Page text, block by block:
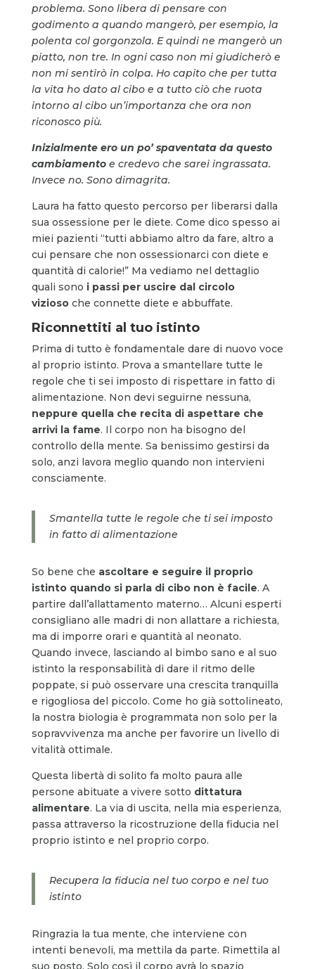
problema. Sono libera di pensare con
godimento a quando mangerò, per esempio, la
polenta col gorgonzola. E quindi ne mangerò un
piatto, non tre. In ogni caso non mi giudicherò e
non mi sentirò in colpa. Ho capito che per tutta
la vita ho dato al cibo e a tutto ciò che ruota
intorno al cibo un’importanza che ora non
riconosco più.
Inizialmente ero un po’ spaventata da questo
cambiamento e credevo che sarei ingrassata.
Invece no. Sono dimagrita.
Laura ha fatto questo percorso per liberarsi dalla
sua ossessione per le diete. Come dico spesso ai
miei pazienti “tutti abbiamo altro da fare, altro a
cui pensare che non ossessionarci con diete e
quantità di calorie!” Ma vediamo nel dettaglio
quali sono i passi per uscire dal circolo
vizioso che connette diete e abbuffate.
Riconnettiti al tuo istinto
Prima di tutto è fondamentale dare di nuovo voce
al proprio istinto. Prova a smantellare tutte le
regole che ti sei imposto di rispettare in fatto di
alimentazione. Non devi seguirne nessuna,
neppure quella che recita di aspettare che
arrivi la fame. Il corpo non ha bisogno del
controllo della mente. Sa benissimo gestirsi da
solo, anzi lavora meglio quando non intervieni
consciamente.
Smantella tutte le regole che ti sei imposto
in fatto di alimentazione
So bene che ascoltare e seguire il proprio
istinto quando si parla di cibo non è facile. A
partire dall’allattamento materno… Alcuni esperti
consigliano alle madri di non allattare a richiesta,
ma di imporre orari e quantità al neonato.
Quando invece, lasciando al bimbo sano e al suo
istinto la responsabilità di dare il ritmo delle
poppate, si può osservare una crescita tranquilla
e rigogliosa del piccolo. Come ho già sottolineato,
la nostra biologia è programmata non solo per la
sopravvivenza ma anche per favorire un livello di
vitalità ottimale.
Questa libertà di solito fa molto paura alle
persone abituate a vivere sotto dittatura
alimentare. La via di uscita, nella mia esperienza,
passa attraverso la ricostruzione della fiducia nel
proprio istinto e nel proprio corpo.
Recupera la fiducia nel tuo corpo e nel tuo
istinto
Ringrazia la tua mente, che interviene con
intenti benevoli, ma mettila da parte. Rimettila al
suo posto. Solo così il corpo avrà lo spazio